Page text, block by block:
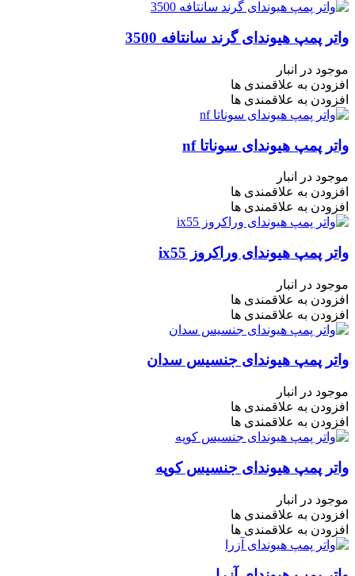
واتر پمپ هیوندای گرند سانتافه 3500
موجود در انبار
افزودن به علاقمندی ها
افزودن به علاقمندی ها
واتر پمپ هیوندای سوناتا nf
موجود در انبار
افزودن به علاقمندی ها
افزودن به علاقمندی ها
واتر پمپ هیوندای وراکروز ix55
موجود در انبار
افزودن به علاقمندی ها
افزودن به علاقمندی ها
واتر پمپ هیوندای جنسیس سدان
موجود در انبار
افزودن به علاقمندی ها
افزودن به علاقمندی ها
واتر پمپ هیوندای جنسیس کوپه
موجود در انبار
افزودن به علاقمندی ها
افزودن به علاقمندی ها